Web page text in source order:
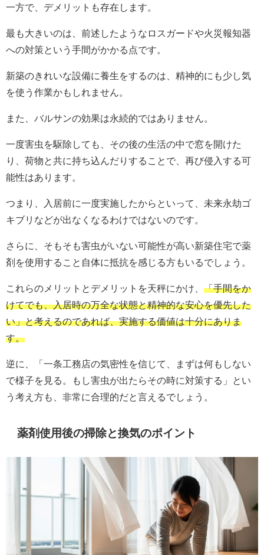
一方で、デメリットも存在します。
最も大きいのは、前述したようなロスガードや火災報知器
への対策という手間がかかる点です。
新築のきれいな設備に養生をするのは、精神的にも少し気
を使う作業かもしれません。
また、バルサンの効果は永続的ではありません。
一度害虫を駆除しても、その後の生活の中で窓を開けた
り、荷物と共に持ち込んだりすることで、再び侵入する可
能性はあります。
つまり、入居前に一度実施したからといって、未来永劫ゴ
キブリなどが出なくなるわけではないのです。
さらに、そもそも害虫がいない可能性が高い新築住宅で薬
剤を使用すること自体に抵抗を感じる方もいるでしょう。
これらのメリットとデメリットを天秤にかけ、 「手間をか
けてでも、入居時の万全な状態と精神的な安心を優先した
い」と考えるのであれば、実施する価値は十分にありま
す。
逆に、「一条工務店の気密性を信じて、まずは何もしない
で様子を見る。もし害虫が出たらその時に対策する」とい
う考え方も、非常に合理的だと言えるでしょう。
薬剤使用後の掃除と換気のポイント